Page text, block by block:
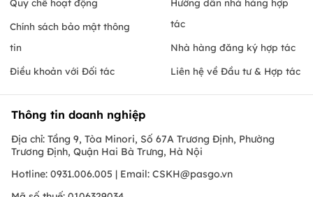
Quy chế hoạt động
Chính sách bảo mật thông
tin
Điều khoản với Đối tác
Hướng dẫn nhà hàng hợp
tác
Nhà hàng đăng ký hợp tác
Liên hệ về Đầu tư & Hợp tác
Thông tin doanh nghiệp
Địa chỉ: Tầng 9, Tòa Minori, Số 67A Trương Định, Phường
Trương Định, Quận Hai Bà Trưng, Hà Nội
Hotline: 0931.006.005 | Email: CSKH@pasgo.vn